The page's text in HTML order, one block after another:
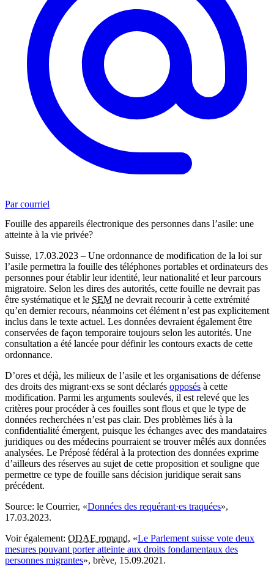
Par courriel
Fouille des appareils électronique des personnes dans l’asile: une
atteinte à la vie privée?
Suisse, 17.03.2023 – Une ordonnance de modification de la loi sur
l’asile permettra la fouille des téléphones portables et ordinateurs des
personnes pour établir leur identité, leur nationalité et leur parcours
migratoire. Selon les dires des autorités, cette fouille ne devrait pas
être systématique et le SEM ne devrait recourir à cette extrémité
qu’en dernier recours, néanmoins cet élément n’est pas explicitement
inclus dans le texte actuel. Les données devraient également être
conservées de façon temporaire toujours selon les autorités. Une
consultation a été lancée pour définir les contours exacts de cette
ordonnance.
D’ores et déjà, les milieux de l’asile et les organisations de défense
des droits des migrant·exs se sont déclarés opposés à cette
modification. Parmi les arguments soulevés, il est relevé que les
critères pour procéder à ces fouilles sont flous et que le type de
données recherchées n’est pas clair. Des problèmes liés à la
confidentialité émergent, puisque les échanges avec des mandataires
juridiques ou des médecins pourraient se trouver mêlés aux données
analysées. Le Préposé fédéral à la protection des données exprime
d’ailleurs des réserves au sujet de cette proposition et souligne que
permettre ce type de fouille sans décision juridique serait sans
précédent.
Source: le Courrier, «Données des requérant·es traquées»,
17.03.2023.
Voir également: ODAE romand, «Le Parlement suisse vote deux
mesures pouvant porter atteinte aux droits fondamentaux des
personnes migrantes», brève, 15.09.2021.